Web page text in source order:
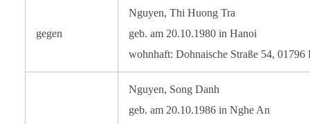
gegen
Nguyen, Thi Huong Tra
geb. am 20.10.1980 in Hanoi
wohnhaft: Dohnaische Straße 54, 01796
Nguyen, Song Danh
geb. am 20.10.1986 in Nghe An